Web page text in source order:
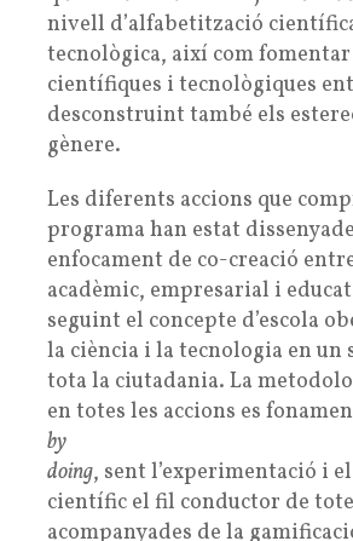
nivell d’alfabetització
tecnològica, així com
científiques i tecnològiques
desconstruint també els
gènere.
Les diferents accions que
programa han estat
enfocament de co-creació
acadèmic, empresarial i
seguint el concepte d’escola
la ciència i la tecnologia en
tota la ciutadania. La
en totes les accions es
by
doing, sent l’experimentació i
científic el fil conductor de
acompanyades de la